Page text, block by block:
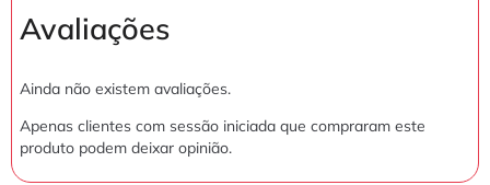
Avaliações
Ainda não existem avaliações.
Apenas clientes com sessão iniciada que compraram este
produto podem deixar opinião.